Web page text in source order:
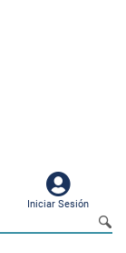
Iniciar Sesión